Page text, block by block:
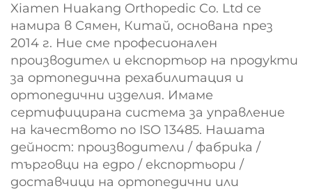
Xiamen Huakang Orthopedic Co. Ltd се
намира в Сямен, Китай, основана през
2014 г. Ние сме професионален
производител и експортьор на продукти
за ортопедична рехабилитация и
ортопедични изделия. Имаме
сертифицирана система за управление
на качеството по ISO 13485. Нашата
дейност: производители / фабрика /
търговци на едро / експортьори /
доставчици на ортопедични или